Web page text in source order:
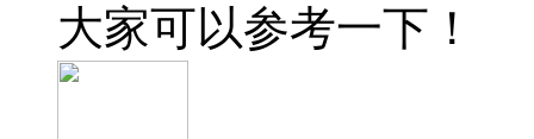
大家可以参考一下！